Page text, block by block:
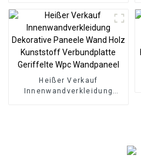
Polyurethanstein für den
Außenbereich
Heißer Verkauf
Innenwandverkleidung